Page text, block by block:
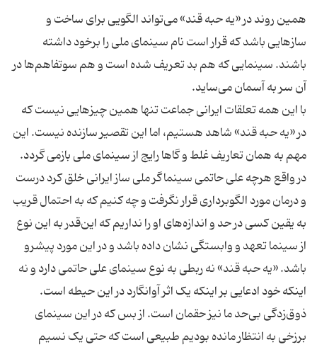
همین روند در «یه حبه قند» می‌تواند الگویی برای ساخت و
سازهایی باشد که قرار است نام سینمای ملی را برخود داشته
باشند. سینمایی که هم بد تعریف شده است و هم سوتفاهم‌ها در
با این همه تعلقات ایرانی جماعت تنها همین چیزهایی نیست که
در «یه حبه قند» شاهد هستیم، اما این تقصیر سازنده نیست. این
مهم به‌‌ همان تعاریف غلط و گا‌ها رایج از سینمای ملی بازمی گردد.
در واقع هرچه علی حاتمی سینماگر ملی ساز ایرانی خلق کرد درست
و درمان مورد الگوبرداری قرار نگرفت و چه کنیم که به احتمال قریب
به یقین کسی در حد و اندازه‌های او را نداریم که این‌قدر به این نوع
از سینما تعهد و وابستگی نشان داده باشد و در این مورد پیشرو
باشد. «یه حبه قند» نه ربطی به نوع سینمای علی حاتمی دارد و نه
ذوق‌زدگی بی‌حد ما نیز حقمان است. از بس که در این سینمای
برزخی به انتظار مانده بودیم طبیعی است که حتی یک نسیم